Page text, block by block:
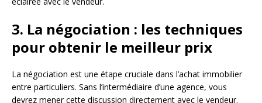
3. La négociation : les techniques
pour obtenir le meilleur prix
La négociation est une étape cruciale dans l’achat immobilier
entre particuliers. Sans l’intermédiaire d’une agence, vous
devrez mener cette discussion directement avec le vendeur.